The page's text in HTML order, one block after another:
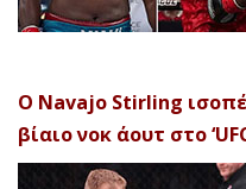
Ο Navajo Stirling
βίαιο νοκ άουτ στο